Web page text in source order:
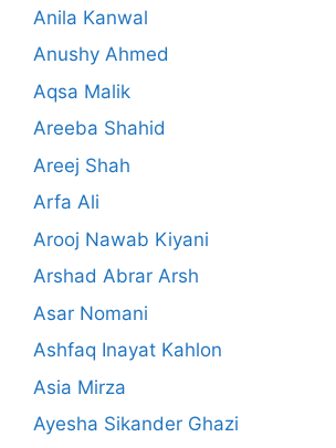
Anila Kanwal
Anushy Ahmed
Aqsa Malik
Areeba Shahid
Areej Shah
Arfa Ali
Arooj Nawab Kiyani
Arshad Abrar Arsh
Asar Nomani
Ashfaq Inayat Kahlon
Asia Mirza
Ayesha Sikander Ghazi